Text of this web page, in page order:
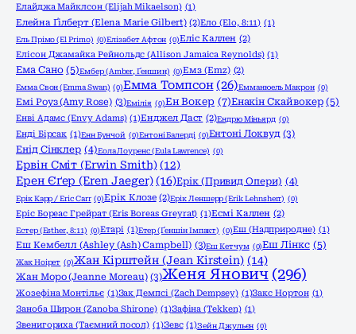
Елайджа Майклсон (Elijah Mikaelson) (1)
Елейна Ґілберт (Elena Marie Gilbert) (2)Ело (Elo, 8:11) (1)
Ель Прімо (El Primo) (0)Елізабет Афтон (0)Еліс Каллен (2)
Елісон Джамайка Рейнольдс (Allison Jamaica Reynolds) (1)
Ема Сано (5)Ембер (Amber, Ґеншин) (0)Емз (Emz) (2)
Емма Свон (Emma Swan) (0)Емма Томпсон (26)Емманюель Макрон (0)
Емі Роуз (Amy Rose) (3)Емілія (0)Ен Вокер (7)Енакін Скайвокер (5)
Енві Адамс (Envy Adams) (1)Енджел Даст (2)Ендрю Міньярд (0)
Енді Бірсак (1)Енн Бунчой (0)Ентоні Балерді (0)Ентоні Локвуд (3)
Енід Сінклер (4)Еола Лоуренс (Eula Lawrence) (0)
Ервін Сміт (Erwin Smith) (12)
Ерен Єґер (Eren Jaeger) (16)Ерік (Привид Опери) (4)
Ерік Карр / Eric Carr (0)Ерік Клозе (2)Ерік Леншерр (Erik Lehnsherr) (0)
Еріс Бореас Грейрат (Eris Boreas Greyrat) (1)Есмі Каллен (2)
Естер (Esther, 8:11) (0)Етарі (1)Етер (Ґеншін Імпакт) (0)Еш (Надприродне) (1)
Еш Кембелл (Ashley (Ash) Campbell) (3)Еш Кетчум (0)Еш Лінкс (5)
Жак Ноірет (0)Жан Кірштейн (Jean Kirstein) (14)
Жан Моро (Jeanne Moreau) (3)Женя Янович (296)
Жозефіна Монтільє (1)Зак Демпсі (Zach Dempsey) (1)Закс Нортон (1)
Заноба Широн (Zanoba Shirone) (1)Зафіна (Tekken) (1)
Звенигориха (Таємний посол) (1)Зевс (1)Зейн Джульєн (0)